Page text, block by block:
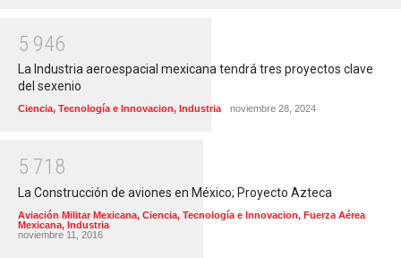
5 946
La Industria aeroespacial mexicana tendrá tres proyectos clave
del sexenio
Ciencia, Tecnología e Innovacion, Industria noviembre 28, 2024
5 71 8
La Construcción de aviones en México; Proyecto Azteca
Aviación Militar Mexicana, Ciencia, Tecnología e Innovacion, Fuerza Aérea
Mexicana, Industria
noviembre 11, 2016